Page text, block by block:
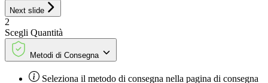
Next slide
2
Scegli Quantità
Metodi di Consegna
Seleziona il metodo di consegna nella pagina di consegna